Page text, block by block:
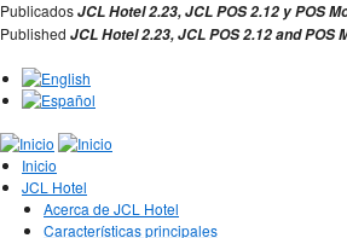
Jump to Navigation
PublicadosJCL Hotel 2.23,JCL POS 2.12 yPOS
Published JCL Hotel 2.23,JCL POS2.12 andPOS
Inicio
JCL Hotel
Acerca de JCL Hotel
Características principales